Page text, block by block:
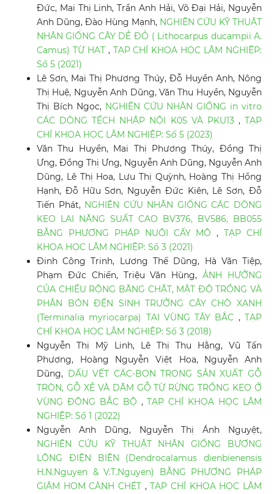
Đức, Mai Thị Linh, Trần Anh Hải, Võ Đại Hải, Nguyễn
Anh Dũng, Đào Hùng Mạnh, NGHIÊN CỨU KỸ THUẬT
NHÂN GIỐNG CÂY DẺ ĐỎ ( Lithocarpus ducampii A.
Camus) TỪ HẠT , TẠP CHÍ KHOA HỌC LÂM NGHIỆP:
Số 5 (2021)
Lê Sơn, Mai Thị Phương Thúy, Đỗ Huyền Anh, Nông
Thị Huệ, Nguyễn Anh Dũng, Văn Thu Huyền, Nguyễn
Thị Bích Ngọc, NGHIÊN CỨU NHÂN GIỐNG in vitro
CÁC DÒNG TẾCH NHẬP NỘI K05 VÀ PKU13 ,TẠP
CHÍ KHOA HỌC LÂM NGHIỆP: Số 5 (2023)
Văn Thu Huyền, Mai Thị Phương Thúy, Đồng Thị
Ưng, Đồng Thị Ưng, Nguyễn Anh Dũng, Nguyễn Anh
Dũng, Lê Thị Hoa, Lưu Thị Quỳnh, Hoàng Thị Hồng
Hạnh, Đỗ Hữu Sơn, Nguyễn Đức Kiên, Lê Sơn, Đỗ
Tiến Phát, NGHIÊN CỨU NHÂN GIỐNG CÁC DÒNG
KEO LAI NĂNG SUẤT CAO BV376, BV586, BB055
BẰNG PHƯƠNG PHÁP NUÔI CẤY MÔ,TẠP CHÍ
KHOA HỌC LÂM NGHIỆP: Số 3 (2021)
Đinh Công Trinh, Lương Thế Dũng, Hà Văn Tiệp,
Phạm Đức Chiến, Triệu Văn Hùng,ẢNH HƯỞNG
CỦA CHIỀU RỘNG BĂNG CHẶT, MẬT ĐỘ TRỒNG VÀ
PHÂN BÓN ĐẾN SINH TRƯỞNG CÂY CHÒ XANH
(Terminalia myriocarpa) TẠI VÙNG TÂY BẮC ,TẠP
CHÍ KHOA HỌC LÂM NGHIỆP: Số 3 (2018)
Nguyễn Thị Mỹ Linh, Lê Thị Thu Hằng, Vũ Tấn
Phương, Hoàng Nguyễn Việt Hoa, Nguyễn Anh
Dũng, DẤU VẾT CÁC-BON TRONG SẢN XUẤT GỖ
TRÒN, GỖ XẺ VÀ DĂM GỖ TỪ RỪNG TRỒNG KEO Ở
VÙNG ĐÔNG BẮC BỘ ,TẠP CHÍ KHOA HỌC LÂM
NGHIỆP: Số 1 (2022)
Nguyễn Anh Dũng, Nguyễn Thị Ánh Nguyệt,
NGHIÊN CỨU KỸ THUẬT NHÂN GIỐNG BƯƠNG
LÔNG ĐIỆN BIÊN (Dendrocalamus dienbienensis
H.N.Nguyen & V.T.Nguyen) BẰNG PHƯƠNG PHÁP
GIÂM HOM CÀNH CHÉT ,TẠP CHÍ KHOA HỌC LÂM